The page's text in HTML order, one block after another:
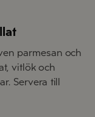
parmesan och
vitlök och
Servera till